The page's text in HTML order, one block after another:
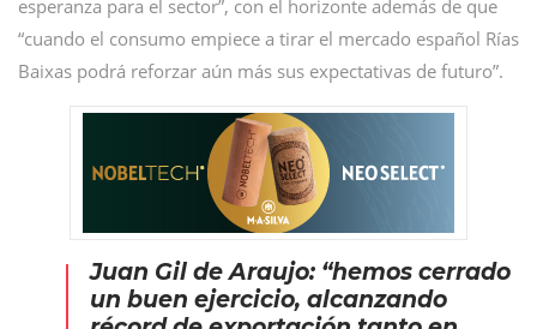
esperanza para el sector”, con el horizonte además de que
“cuando el consumo empiece a tirar el mercado español Rías
Baixas podrá reforzar aún más sus expectativas de futuro”.
Juan Gil de Araujo: “hemos cerrado
un buen ejercicio, alcanzando